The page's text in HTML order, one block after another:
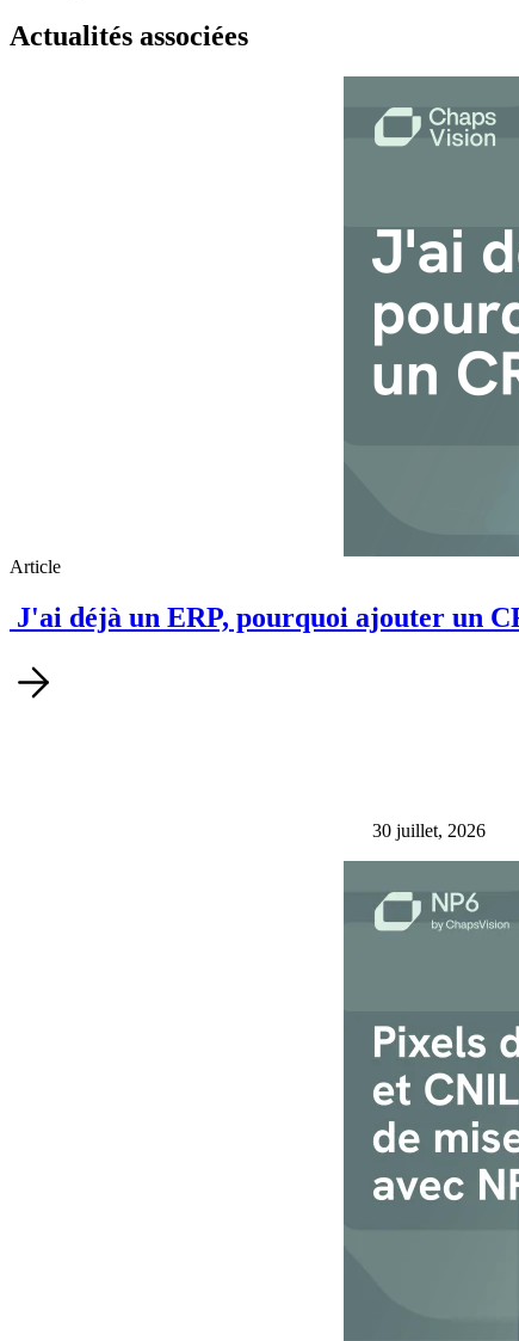
Solution Geomarketing
Avec Chaps Retail, maîtrisez le parcours client et
Searchandising & emerchandising
Argonos Mind | Suite Agentique de Veille
Transformez des données complexes en analyses de
Actualités associées
Article
J'ai déjà un ERP, pourquoi ajouter un
30 juillet, 2026